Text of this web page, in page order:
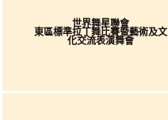
世界舞星聯會
東區標準拉丁舞比賽暨藝術及文
化交流表演舞會